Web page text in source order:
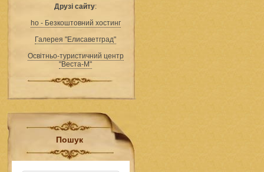
Друзі сайту:
ho - Безкоштовний хостинг
Галерея "Елисаветград"
Освітньо-туристичний центр
"Веста-М"
Пошук